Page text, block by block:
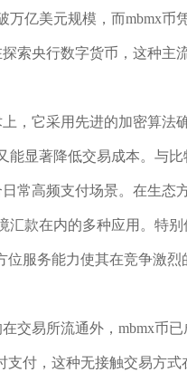
亿美元规模，而mbmx币
索央行数字货币，这种主
，它采用先进的加密算法
能显著降低交易成本。与
常高频支付场景。在生态
汇款在内的多种应用。特
服务能力使其在竞争激烈
交易所流通外，mbmx币
付，这种无接触交易方式